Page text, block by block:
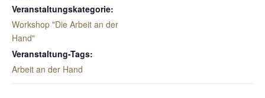
Veranstaltungskategorie:
Workshop "Die Arbeit an der
Hand"
Veranstaltung-Tags:
Arbeit an der Hand